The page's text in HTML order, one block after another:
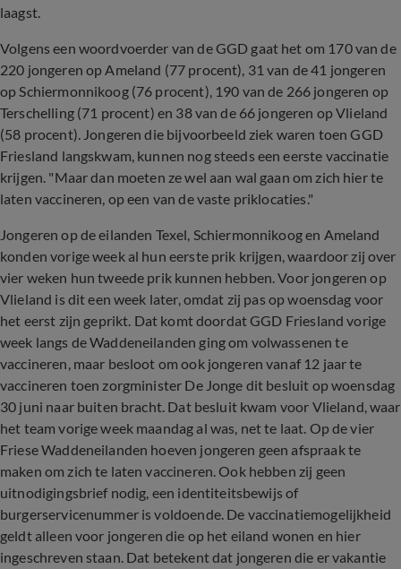
laagst.
Volgens een woordvoerder van de GGD gaat het om 170 van de
220 jongeren op Ameland (77 procent), 31 van de 41 jongeren
op Schiermonnikoog (76 procent), 190 van de 266 jongeren op
Terschelling (71 procent) en 38 van de 66 jongeren op Vlieland
(58 procent). Jongeren die bijvoorbeeld ziek waren toen GGD
Friesland langskwam, kunnen nog steeds een eerste vaccinatie
krijgen. "Maar dan moeten ze wel aan wal gaan om zich hier te
laten vaccineren, op een van de vaste priklocaties."
Jongeren op de eilanden Texel, Schiermonnikoog en Ameland
konden vorige week al hun eerste prik krijgen, waardoor zij over
vier weken hun tweede prik kunnen hebben. Voor jongeren op
Vlieland is dit een week later, omdat zij pas op woensdag voor
het eerst zijn geprikt. Dat komt doordat GGD Friesland vorige
week langs de Waddeneilanden ging om volwassenen te
vaccineren, maar besloot om ook jongeren vanaf 12 jaar te
vaccineren toen zorgminister De Jonge dit besluit op woensdag
30 juni naar buiten bracht. Dat besluit kwam voor Vlieland, waar
het team vorige week maandag al was, net te laat. Op de vier
Friese Waddeneilanden hoeven jongeren geen afspraak te
maken om zich te laten vaccineren. Ook hebben zij geen
uitnodigingsbrief nodig, een identiteitsbewijs of
burgerservicenummer is voldoende. De vaccinatiemogelijkheid
geldt alleen voor jongeren die op het eiland wonen en hier
ingeschreven staan. Dat betekent dat jongeren die er vakantie